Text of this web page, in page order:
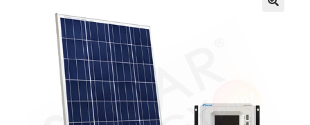
Contatti
My account
Produttori